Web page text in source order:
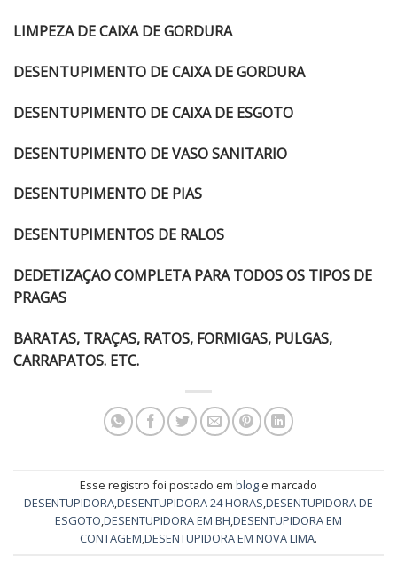
LIMPEZA DE CAIXA DE GORDURA
DESENTUPIMENTO DE CAIXA DE GORDURA
DESENTUPIMENTO DE CAIXA DE ESGOTO
DESENTUPIMENTO DE VASO SANITARIO
DESENTUPIMENTO DE PIAS
DESENTUPIMENTOS DE RALOS
DEDETIZAÇAO COMPLETA PARA TODOS OS TIPOS DE
PRAGAS
BARATAS, TRAÇAS, RATOS, FORMIGAS, PULGAS,
CARRAPATOS. ETC.
Esse registro foi postado em blog e marcado
DESENTUPIDORA,DESENTUPIDORA 24 HORAS,DESENTUPIDORA DE
ESGOTO,DESENTUPIDORA EM BH,DESENTUPIDORA EM
CONTAGEM,DESENTUPIDORA EM NOVA LIMA.